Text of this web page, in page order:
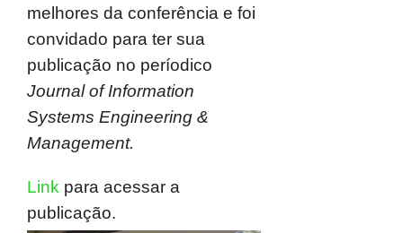
melhores da conferência e foi
convidado para ter sua
publicação no períodico
Journal of Information
Systems Engineering &
Management.
Link para acessar a
publicação.